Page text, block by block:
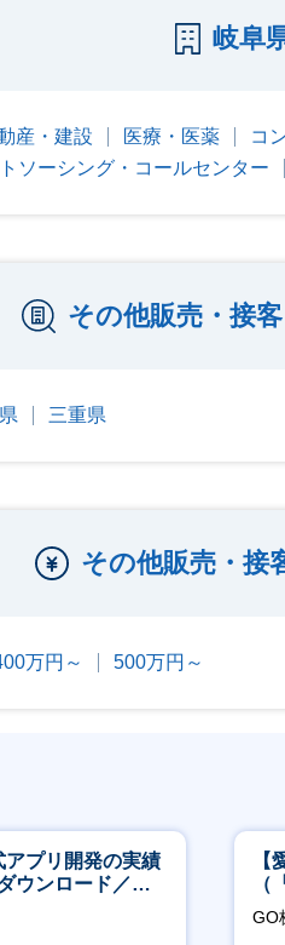
岐阜
産・建設 医療・医薬 コ
ソーシング・コールセンター
その他販売・接
三重県
その他販売・接
万円～ 500万円～
アプリ開発の実績
ウンロード／週4
自由】
【
（
ポ
行
GO